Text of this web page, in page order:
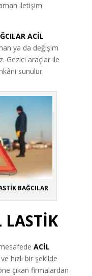
iletişim
ACİL
ya da değişim
Gezici araçlar ile
sunulur.
BAĞCILAR
LASTİK
ACİL
hızlı bir şekilde
çıkan firmalardan